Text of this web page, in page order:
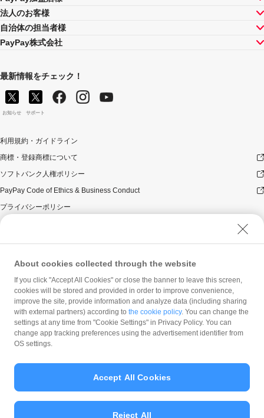
法人のお客様
自治体の担当者様
PayPay株式会社
最新情報をチェック！
お知らせ サポート
利用規約・ガイドライン
商標・登録商標について
ソフトバンク人権ポリシー
PayPay Code of Ethics & Business Conduct
プライバシーポリシー
ユーザープライバシーについて
勧誘方針
マネロン等基本方針
カスタマーハラスメントに関する当社の考え方
About cookies collected through the website
If you click "Accept All Cookies" or close the banner to leave this screen,
cookies will be stored and provided in order to improve convenience,
improve the site, provide information and analyze data (including sharing
with external partners) according to the cookie policy. You can change the
settings at any time from "Cookie Settings" in Privacy Policy. You can
change app tracking preferences using the advertisement identifier from
OS settings.
Reject All
Accept All Cookies